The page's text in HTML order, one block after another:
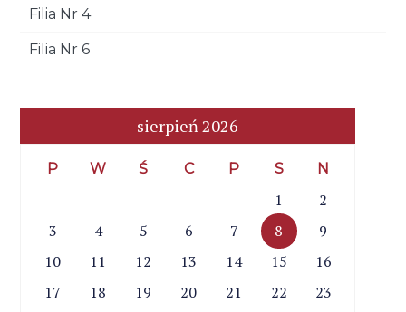
Filia Nr 4
Filia Nr 6
sierpień 2026
P W Ś C P S N
1
2
3
4 5 6 7 8
9
10
11 12 13 14 15
16
17
18 19 20 21 22
23